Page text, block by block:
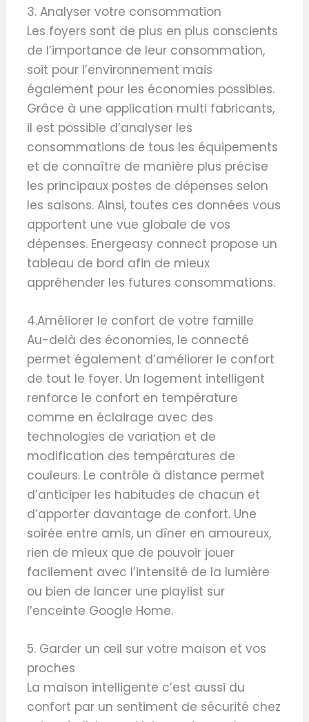
3. Analyser votre consommation
Les foyers sont de plus en plus conscients
de l’importance de leur consommation,
soit pour l’environnement mais
également pour les économies possibles.
Grâce à une application multi fabricants,
il est possible d’analyser les
consommations de tous les équipements
et de connaître de manière plus précise
les principaux postes de dépenses selon
les saisons. Ainsi, toutes ces données vous
apportent une vue globale de vos
dépenses. Energeasy connect propose un
tableau de bord afin de mieux
appréhender les futures consommations.
4.Améliorer le confort de votre famille
Au-delà des économies, le connecté
permet également d’améliorer le confort
de tout le foyer. Un logement intelligent
renforce le confort en température
comme en éclairage avec des
technologies de variation et de
modification des températures de
couleurs. Le contrôle à distance permet
d’anticiper les habitudes de chacun et
d’apporter davantage de confort. Une
soirée entre amis, un dîner en amoureux,
rien de mieux que de pouvoir jouer
facilement avec l’intensité de la lumière
ou bien de lancer une playlist sur
l’enceinte Google Home.
5. Garder un œil sur votre maison et vos
proches
La maison intelligente c’est aussi du
confort par un sentiment de sécurité chez